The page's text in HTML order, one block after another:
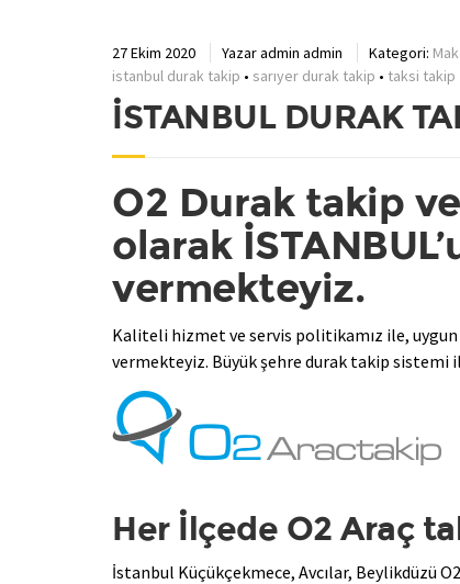
27 Ekim 2020 Yazaradmin admin Kategori:
istanbul durak takip • sarıyer durak takip • taksi takip
İSTANBUL DURAK
O2 Durak takip
olarak
vermekteyiz.
Kaliteli hizmet ve servis politikamız ile,
vermekteyiz. Büyük şehre durak takip sistemi
Her İlçede O2 Araç
İstanbul Küçükçekmece, Avcılar, Beylikdüzü